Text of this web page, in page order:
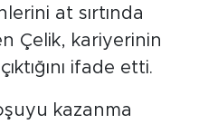
at sırtında
Çelik, kariyerinin
ifade etti.
kazanma